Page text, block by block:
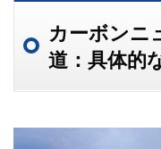
カーボンニ
道：具体的